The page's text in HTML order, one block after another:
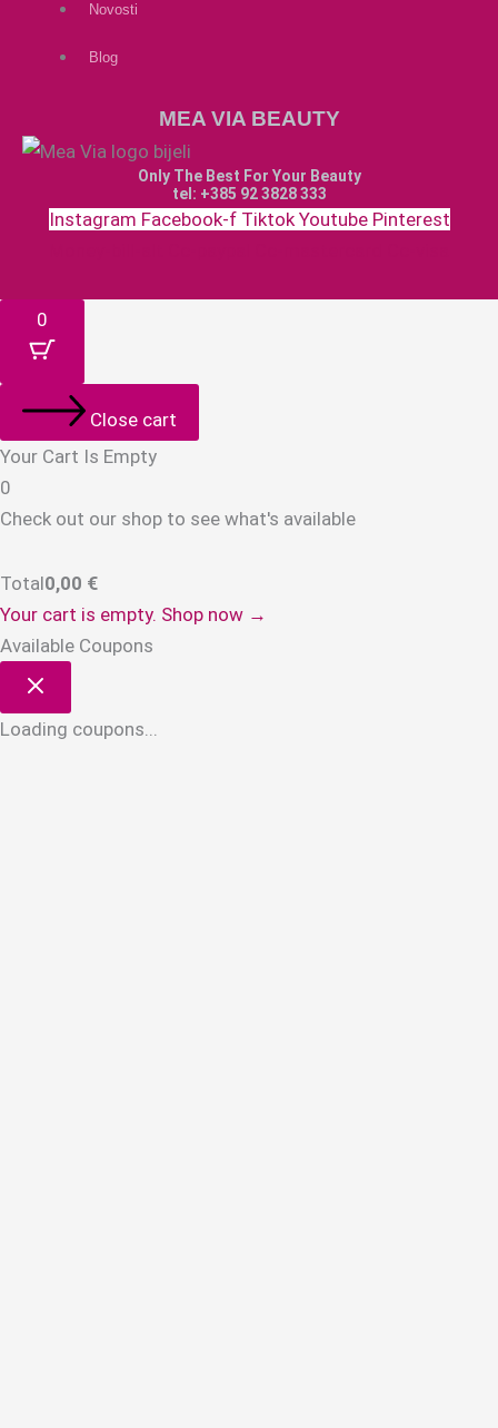
Novosti
Blog
MEA VIA BEAUTY
Only The Best For Your Beauty
tel: +385 92 3828 333
Instagram Facebook-f Tiktok Youtube Pinterest
0
Close cart
Your Cart Is Empty
0
Check out our shop to see what's available
Total0,00 €
Your cart is empty. Shop now →
Available Coupons
Loading coupons...